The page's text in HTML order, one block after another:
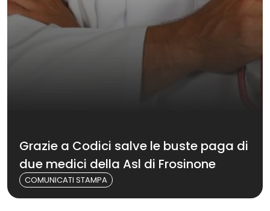
Grazie a Codici salve le buste paga di
due medici della Asl di Frosinone
COMUNICATI STAMPA